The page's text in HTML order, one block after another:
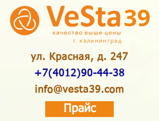
39
г. калининград
ул. Красная, д. 247
+7(4012)90-44-38
info@vesta39.com
Прайс